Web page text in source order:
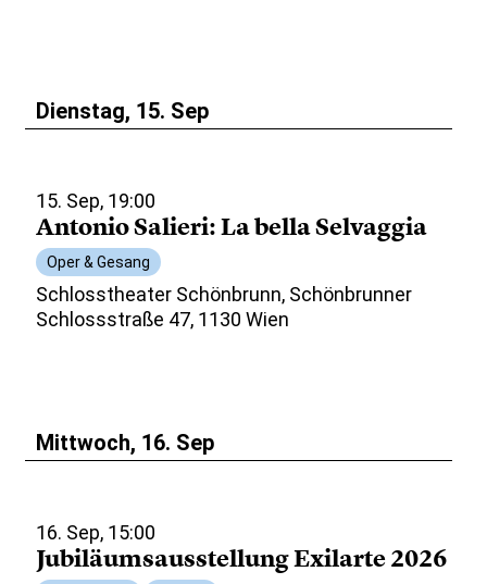
Dienstag, 15. Sep
15. Sep, 19:00
Antonio Salieri: La bella Selvaggia
Oper & Gesang
Schlosstheater Schönbrunn, Schönbrunner
Schlossstraße 47, 1130 Wien
Mittwoch, 16. Sep
16. Sep, 15:00
Jubiläumsausstellung Exilarte 2026